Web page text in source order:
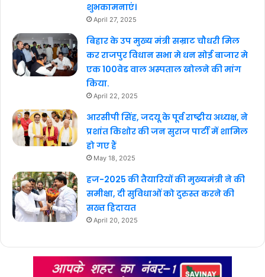
शुभकामनाएं।
April 27, 2025
बिहार के उप मुख्य मंत्री सम्राट चौधरी मिल
कर राजपुर विधान सभा मे धन सोई बाजार मे
एक 100वेड वाल अस्पताल खोलने की मांग
किया.
April 22, 2025
आरसीपी सिंह, जदयू के पूर्व राष्ट्रीय अध्यक्ष, ने
प्रशांत किशोर की जन सुराज पार्टी में शामिल
हो गए हैं
May 18, 2025
हज-2025 की तैयारियों की मुख्यमंत्री ने की
समीक्षा, दी सुविधाओं को दुरुस्त करने की
सख्त हिदायत
April 20, 2025